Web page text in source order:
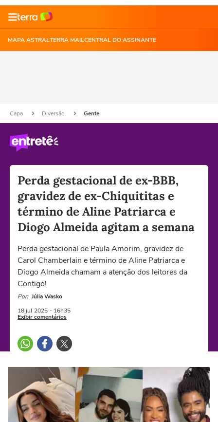
MAPA ASTRALTERRA MAILCENTRAL DO ASSINANTE
Capa Diversão Gente
Perda gestacional de ex-BBB,
gravidez de ex-Chiquititas e
término de Aline Patriarca e
Diogo Almeida agitam a semana
Perda gestacional de Paula Amorim, gravidez de
Carol Chamberlain e término de Aline Patriarca e
Diogo Almeida chamam a atenção dos leitores da
Contigo!
Por: Júlia Wasko
18 jul 2025 - 16h35
Exibir comentários